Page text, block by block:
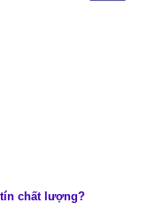
chất lượng?